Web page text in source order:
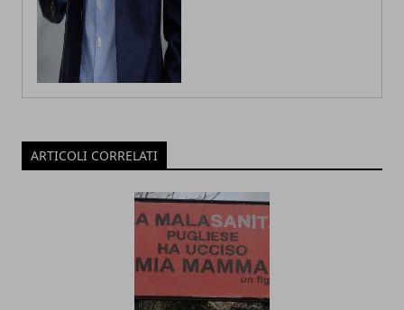
ARTICOLI CORRELATI